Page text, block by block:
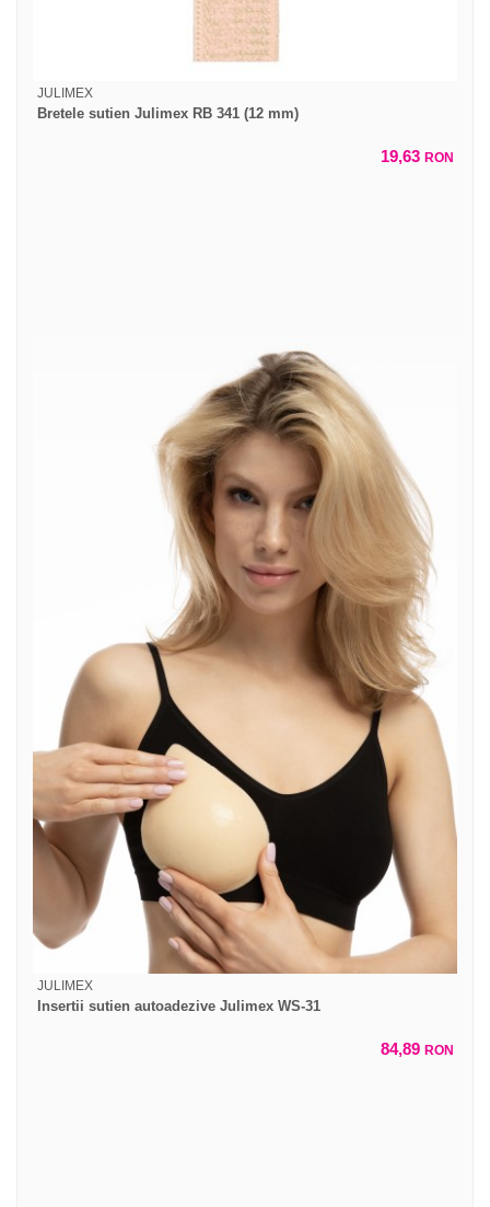
JULIMEX
Bretele sutien Julimex RB 341 (12 mm)
19,63 RON
JULIMEX
Insertii sutien autoadezive Julimex WS-31
84,89 RON